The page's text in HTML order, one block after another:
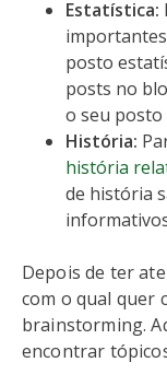
Estatística:
posto
posts no
o seu
História:
história
de história
Depois de ter
com o qual quer
brainstorming.
encontrar